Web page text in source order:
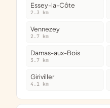
Essey-la-Côte
2.3 km
Vennezey
2.7 km
Damas-aux-Bois
3.7 km
Giriviller
4.1 km